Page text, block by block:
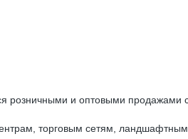
розничными и оптовыми продажами
торговым сетям,